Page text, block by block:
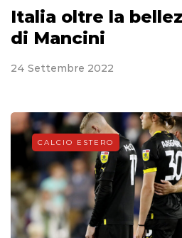
Italia oltre la
di Mancini
24 Settembre 2022
CALCIO ESTERO